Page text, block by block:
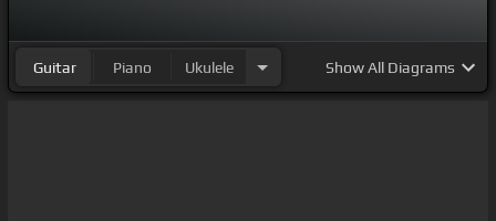
Guitar Piano Ukulele ShowAll Diagrams